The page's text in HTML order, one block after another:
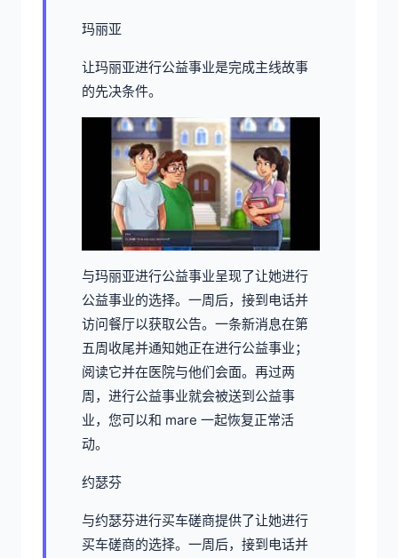
玛丽亚
让玛丽亚进行公益事业是完成主线故事
的先决条件。
与玛丽亚进行公益事业呈现了让她进行
公益事业的选择。一周后，接到电话并
访问餐厅以获取公告。一条新消息在第
五周收尾并通知她正在进行公益事业；
阅读它并在医院与他们会面。再过两
周，进行公益事业就会被送到公益事
业，您可以和 mare 一起恢复正常活
动。
约瑟芬
与约瑟芬进行买车磋商提供了让她进行
买车磋商的选择。一周后，接到电话并